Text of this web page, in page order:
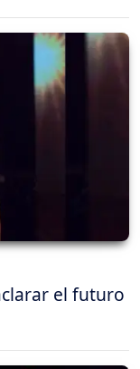
el futuro